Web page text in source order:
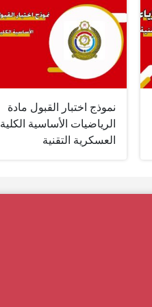
نموذج اختبار القبول مادة
الرياضيات الأساسية الكلية
العسكرية التقنية